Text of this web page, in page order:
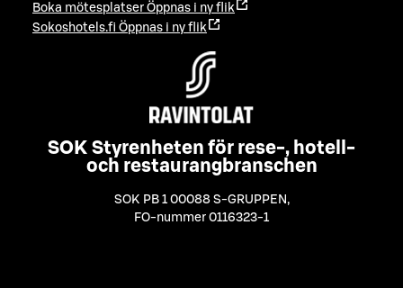
Boka mötesplatser Öppnas i ny flik
Sokoshotels.fi Öppnas i ny flik
SOK Styrenheten för rese-, hotell-
och restaurangbranschen
SOK PB 1 00088 S-GRUPPEN ,
FO-nummer 0116323-1